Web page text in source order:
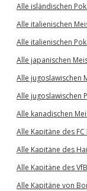
Alle isländischen
Alle italienischen
Alle italienischen
Alle japanischen
Alle jugoslawischen
Alle jugoslawischen
Alle kanadischen
Alle Kapitäne des
Alle Kapitäne des
Alle Kapitäne des
Alle Kapitäne von